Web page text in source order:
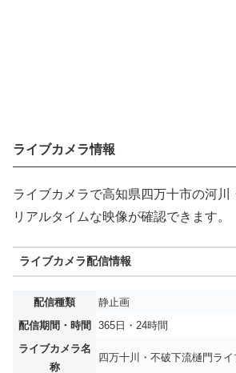
ライブカメラ情報
ライブカメラで高知県四万十市の河川
リアルタイムな映像が確認できます。
ライブカメラ配信情報
配信種類
静止画
配信期間・時間
365日・24時間
ライブカメラ名
称
四万十川・不破下流樋門ライ